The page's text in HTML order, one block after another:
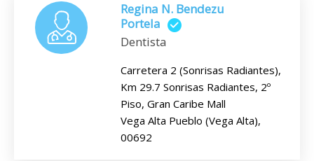
Regina N. Bendezu
Portela
Dentista
Carretera 2 (Sonrisas Radiantes),
Km 29.7 Sonrisas Radiantes, 2º
Piso, Gran Caribe Mall
Vega Alta Pueblo (Vega Alta),
00692